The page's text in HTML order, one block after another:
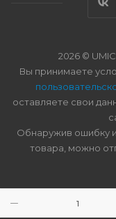
2026 ©
Вы принимаете
оставляете свои
Обнаружив ошибку
товара, можно